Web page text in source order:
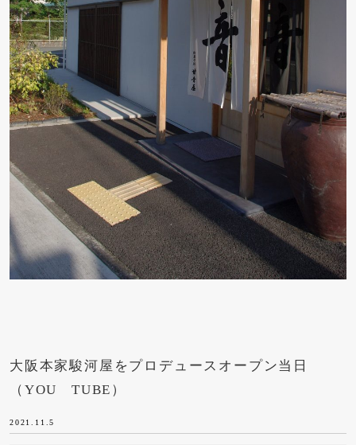
大阪本家駿河屋をプロデュースオープン当日
（YOU TUBE）
2021.11.5